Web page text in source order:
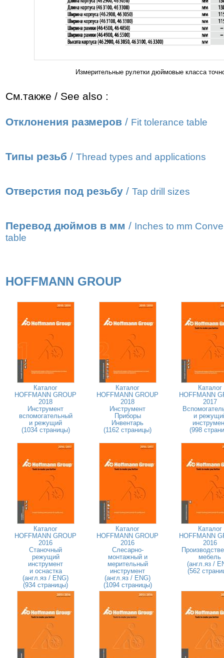
Измерительные рулетки дюймовые класса
См.также / See also :
Отклонения размеров / Fit tolerance table
Типы резьб / Thread types and applications
Отверстия под резьбу / Tap drill sizes
Перевод дюймов в мм / Inches to mm
table
HOFFMANN GROUP
Каталог
HOFFMANN GROUP
2018
Инструмент
вспомогательный
и режущий
(1034 страницы)
Каталог
HOFFMANN GROUP
2018
Инструмент
Приборы
Инвентарь
(1162 страницы)
Каталог
HOFFMANN
2017
и
(998
Каталог
HOFFMANN GROUP
2016
Станочный
режущий
инструмент
и оснастка
(англ.яз / ENG)
(934 страницы)
Каталог
HOFFMANN GROUP
2016
Слесарно-
монтажный и
мерительный
инструмент
(англ.яз / ENG)
(1094 страницы)
Каталог
HOFFMANN
2016
мебель
(англ.яз /
(562